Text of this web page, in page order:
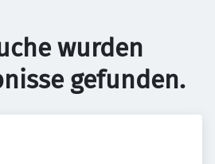
wurden
gefunden.